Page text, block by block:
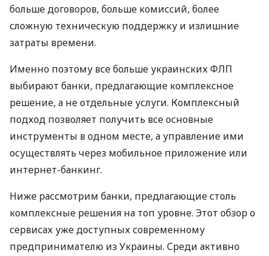
больше договоров, больше комиссий, более
сложную техническую поддержку и излишние
затраты времени.
Именно поэтому все больше украинских ФЛП
выбирают банки, предлагающие комплексное
решение, а не отдельные услуги. Комплексный
подход позволяет получить все основные
инструменты в одном месте, а управление ими
осуществлять через мобильное приложение или
интернет-банкинг.
Ниже рассмотрим банки, предлагающие столь
комплексные решения на топ уровне. Этот обзор о
сервисах уже доступных современному
предпринимателю из Украины. Среди активно